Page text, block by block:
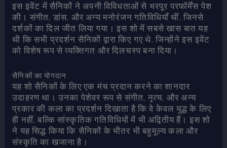
इस इवेंट में सैनिकों ने अपनी विविधताओं से भरपूर परफॉर्मेंस पेश
की। संगीत, डांस, और अन्य मनोरंजन गतिविधियाँ थीं, जिनसे
दर्शकों का दिल जीत लिया गया। इस शो में सबसे खास बात यह
थी कि सभी प्रदर्शन सैनिकों द्वारा किए गए थे, जिन्होंने इस इवेंट
को विशेष रूप से व्यक्तिगत और दिलचस्प बना दिया।
सैनिकों का योगदान
यह शो सैनिकों के लिए एक मंच प्रदान करने का शानदार
उदाहरण था। उनका पेशेवर रूप से संगीत, नृत्य, और अन्य
प्रकार की कला का प्रदर्शन दिखाता है कि वे केवल युद्ध के लिए
ही नहीं, बल्कि सांस्कृतिक गतिविधियों में भी अद्वितीय हैं। इस शो
ने यह सिद्ध किया कि सैनिकों के भीतर भी बहुमूल्य कला और
संस्कृति का खजाना है।